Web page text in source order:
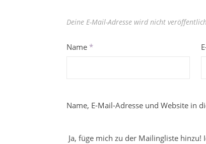
Deine E-Mail-Adresse wird nicht
Name *
Name, E-Mail-Adresse und Website in
Ja, füge mich zu der Mailingliste